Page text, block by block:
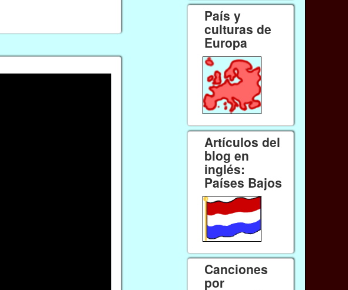
País y
culturas de
Europa
Artículos del
blog en
inglés:
Países Bajos
Canciones
por